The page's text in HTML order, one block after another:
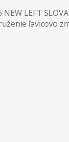
LEFT
ľavicovo